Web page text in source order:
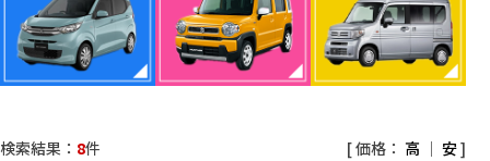
検索結果： 8件 [ 価格： 高 ｜ 安]